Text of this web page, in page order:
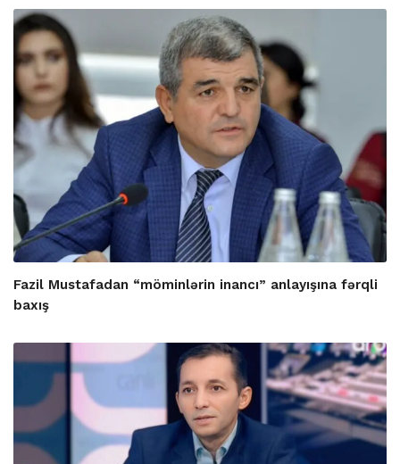
Fazil Mustafadan “möminlərin inancı” anlayışına fərqli
baxış